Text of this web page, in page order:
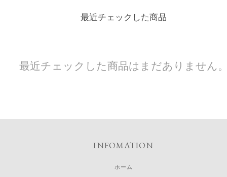
最近チェックした商品
最近チェックした商品はまだありません
INFOMATION
ホーム